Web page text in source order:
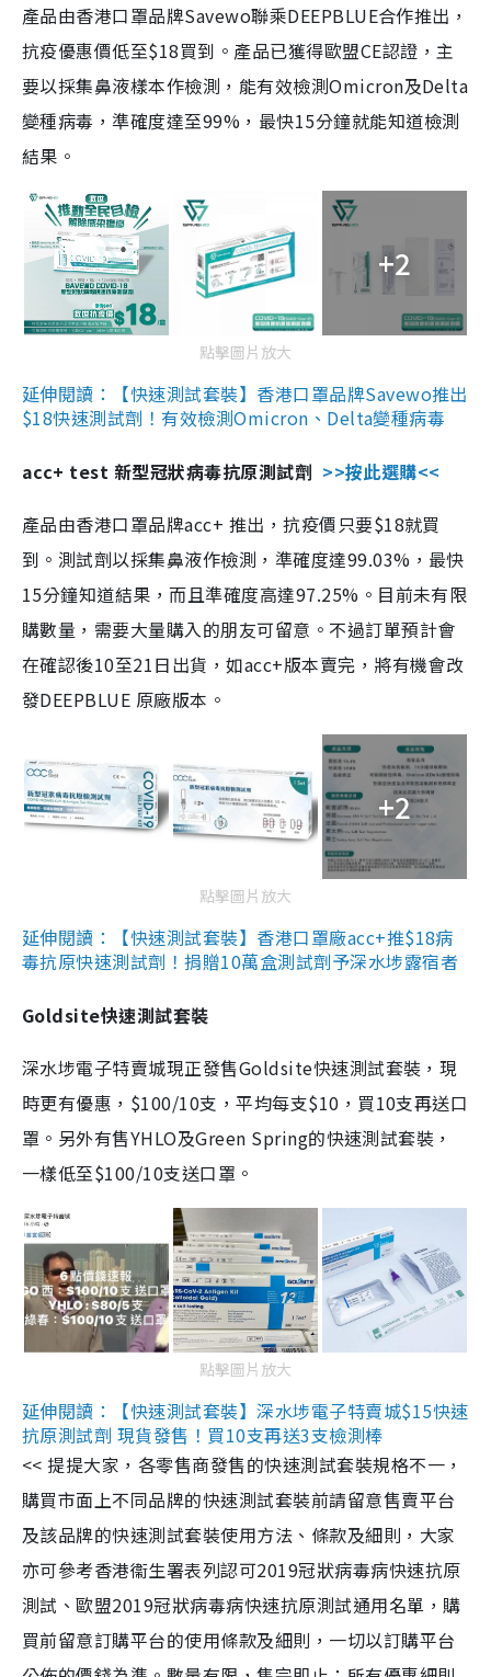
產品由香港口罩品牌Savewo聯乘DEEPBLUE合作推出，
抗疫優惠價低至$18買到。產品已獲得歐盟CE認證，主
要以採集鼻液樣本作檢測，能有效檢測Omicron及Delta
變種病毒，準確度達至99%，最快15分鐘就能知道檢測
結果。
+2
點擊圖片放大
延伸閱讀：【快速測試套裝】香港口罩品牌Savewo推出
$18快速測試劑！有效檢測Omicron、Delta變種病毒
acc+ test 新型冠狀病毒抗原測試劑 >>按此選購<<
產品由香港口罩品牌acc+ 推出，抗疫價只要$18就買
到。測試劑以採集鼻液作檢測，準確度達99.03%，最快
15分鐘知道結果，而且準確度高達97.25%。目前未有限
購數量，需要大量購入的朋友可留意。不過訂單預計會
在確認後10至21日出貨，如acc+版本賣完，將有機會改
發DEEPBLUE 原廠版本。
+2
點擊圖片放大
延伸閱讀：【快速測試套裝】香港口罩廠acc+推$18病
毒抗原快速測試劑！捐贈10萬盒測試劑予深水埗露宿者
Goldsite快速測試套裝
深水埗電子特賣城現正發售Goldsite快速測試套裝，現
時更有優惠，$100/10支，平均每支$10，買10支再送口
罩。另外有售YHLO及Green Spring的快速測試套裝，
一樣低至$100/10支送口罩。
點擊圖片放大
延伸閱讀：【快速測試套裝】深水埗電子特賣城$15快速
抗原測試劑 現貨發售！買10支再送3支檢測棒
<< 提提大家，各零售商發售的快速測試套裝規格不一，
購買市面上不同品牌的快速測試套裝前請留意售賣平台
及該品牌的快速測試套裝使用方法、條款及細則，大家
亦可參考香港衞生署表列認可2019冠狀病毒病快速抗原
測試、歐盟2019冠狀病毒病快速抗原測試通用名單，購
買前留意訂購平台的使用條款及細則，一切以訂購平台